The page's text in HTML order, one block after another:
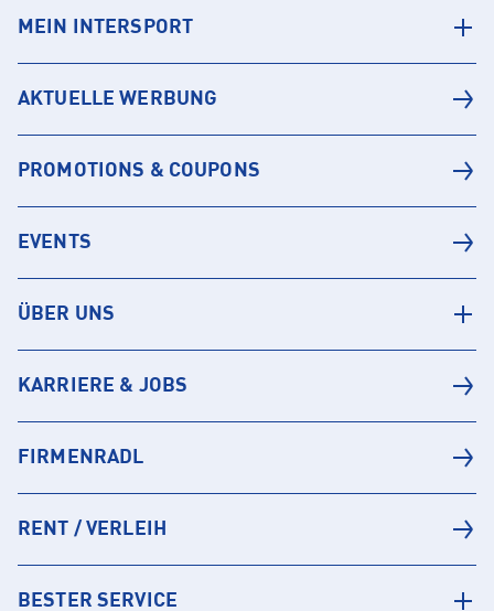
MEIN INTERSPORT
AKTUELLE WERBUNG
PROMOTIONS & COUPONS
EVENTS
ÜBER UNS
KARRIERE & JOBS
FIRMENRADL
RENT / VERLEIH
BESTER SERVICE